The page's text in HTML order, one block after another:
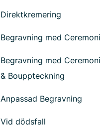
Direktkremering
Begravning med Ceremoni
Begravning med Ceremoni
& Bouppteckning
Anpassad Begravning
Vid dödsfall